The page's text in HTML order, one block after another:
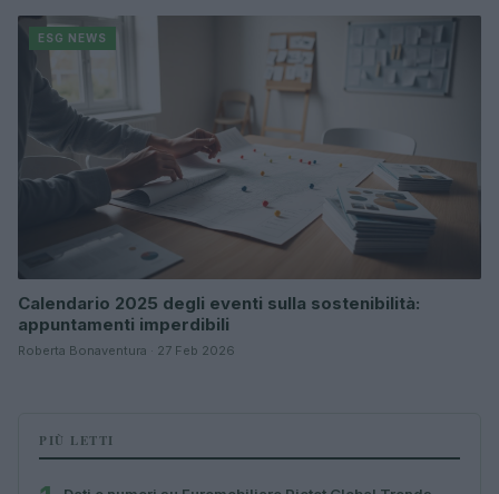
ESG NEWS
Calendario 2025 degli eventi sulla sostenibilità:
appuntamenti imperdibili
Roberta Bonaventura · 27 Feb 2026
PIÙ LETTI